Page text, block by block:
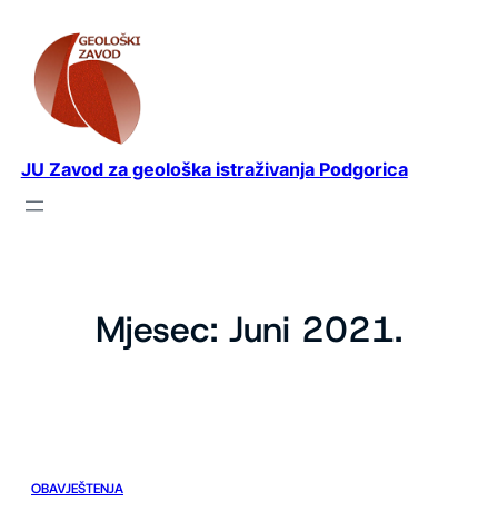
sadržaj
JU Zavod za geološka istraživanja Podgorica
Mjesec: Juni 2021.
OBAVJEŠTENJA